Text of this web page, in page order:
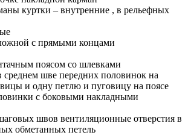
куртки – внутренние , в рельефных
с прямыми концами
поясом со шлевками
среднем шве передних половинок на
и одну петлю и пуговицу на поясе
с боковыми накладными
швов вентиляционные отверстия в
обметанных петель